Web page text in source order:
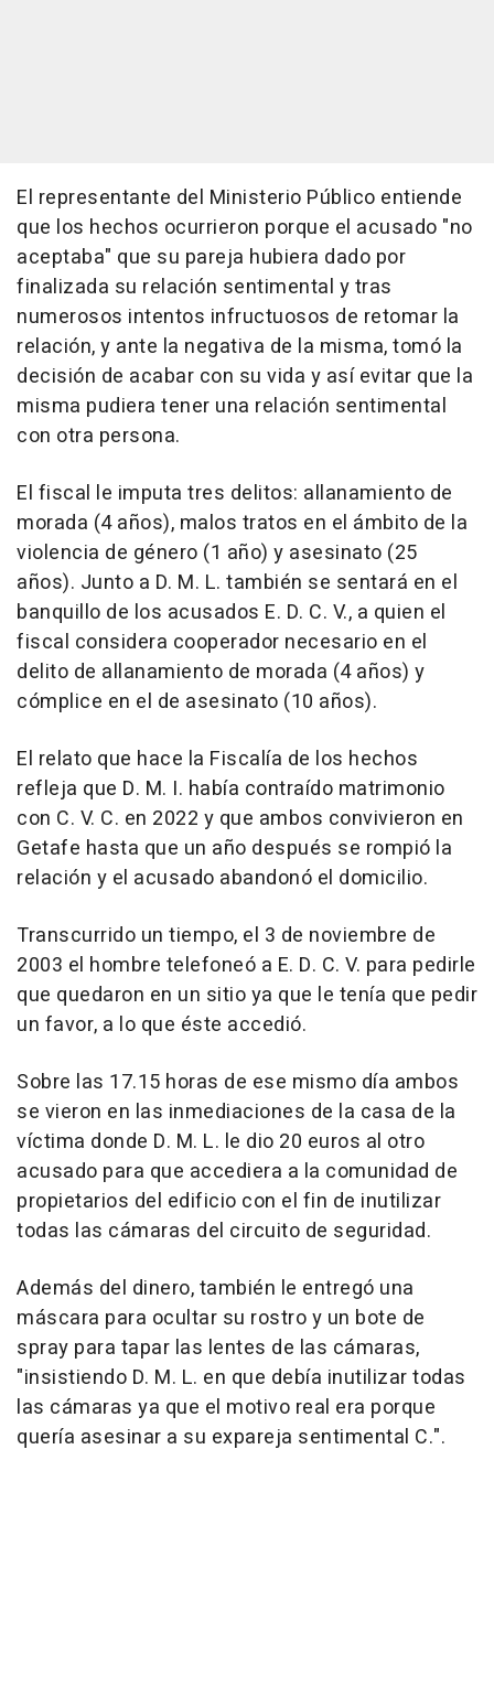
El representante del Ministerio Público entiende
que los hechos ocurrieron porque el acusado "no
aceptaba" que su pareja hubiera dado por
finalizada su relación sentimental y tras
numerosos intentos infructuosos de retomar la
relación, y ante la negativa de la misma, tomó la
decisión de acabar con su vida y así evitar que la
misma pudiera tener una relación sentimental
con otra persona.
El fiscal le imputa tres delitos: allanamiento de
morada (4 años), malos tratos en el ámbito de la
violencia de género (1 año) y asesinato (25
años). Junto a D. M. L. también se sentará en el
banquillo de los acusados E. D. C. V., a quien el
fiscal considera cooperador necesario en el
delito de allanamiento de morada (4 años) y
cómplice en el de asesinato (10 años).
El relato que hace la Fiscalía de los hechos
refleja que D. M. I. había contraído matrimonio
con C. V. C. en 2022 y que ambos convivieron en
Getafe hasta que un año después se rompió la
relación y el acusado abandonó el domicilio.
Transcurrido un tiempo, el 3 de noviembre de
2003 el hombre telefoneó a E. D. C. V. para pedirle
que quedaron en un sitio ya que le tenía que pedir
un favor, a lo que éste accedió.
Sobre las 17.15 horas de ese mismo día ambos
se vieron en las inmediaciones de la casa de la
víctima donde D. M. L. le dio 20 euros al otro
acusado para que accediera a la comunidad de
propietarios del edificio con el fin de inutilizar
todas las cámaras del circuito de seguridad.
Además del dinero, también le entregó una
máscara para ocultar su rostro y un bote de
spray para tapar las lentes de las cámaras,
"insistiendo D. M. L. en que debía inutilizar todas
las cámaras ya que el motivo real era porque
quería asesinar a su expareja sentimental C.".